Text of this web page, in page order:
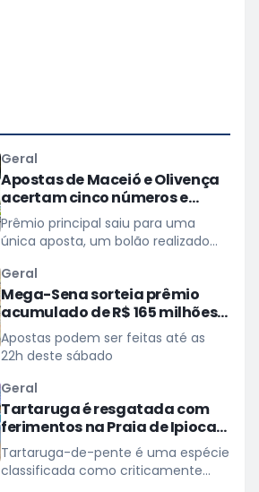
Geral
Apostas de Maceió e Olivença
acertam cinco números e
levam mais de R$ 22 mil na
Mega-Sena
Prêmio principal saiu para uma
única aposta, um bolão realizado
Geral
Mega-Sena sorteia prêmio
acumulado de R$ 165 milhões
neste domingo
Apostas podem ser feitas até as
22h deste sábado
Geral
Tartaruga é resgatada com
ferimentos na Praia de Ipioca,
em Maceió
Tartaruga-de-pente é uma espécie
classificada como criticamente